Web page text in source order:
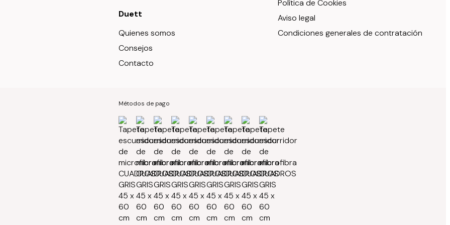
Duett
Quienes somos
Consejos
Contacto
Política de Cookies
Aviso legal
Condiciones generales de contratación
Métodos de pago